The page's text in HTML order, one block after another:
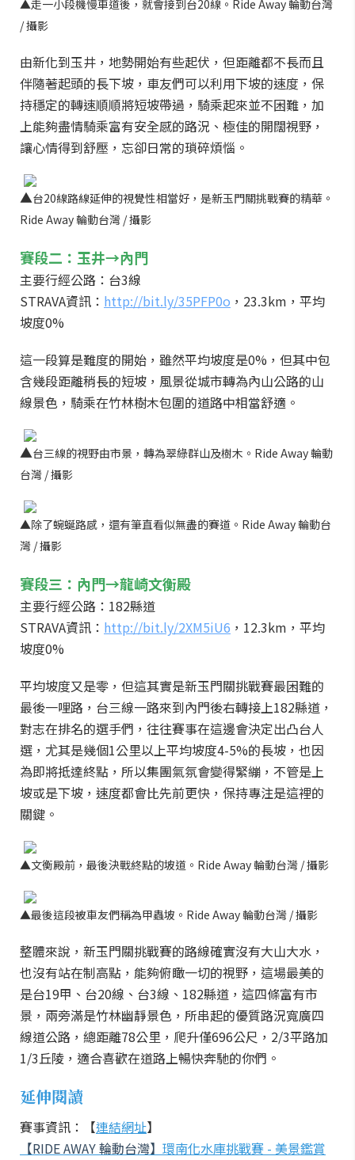
▲走一小段機慢車道後，就會接到台20線。Ride Away 輪動台灣
/ 攝影
由新化到玉井，地勢開始有些起伏，但距離都不長而且
伴隨著起頭的長下坡，車友們可以利用下坡的速度，保
持穩定的轉速順順將短坡帶過，騎乘起來並不困難，加
上能夠盡情騎乘富有安全感的路況、極佳的開闊視野，
讓心情得到舒壓，忘卻日常的瑣碎煩惱。
▲台20線路線延伸的視覺性相當好，是新玉門關挑戰賽的精華。
Ride Away 輪動台灣 / 攝影
賽段二：玉井→內門
主要行經公路：台3線
STRAVA資訊： http://bit.ly/35PFP0o ，23.3km，平均
坡度0%
這一段算是難度的開始，雖然平均坡度是0%，但其中包
含幾段距離稍長的短坡，風景從城市轉為內山公路的山
線景色，騎乘在竹林樹木包圍的道路中相當舒適。
▲台三線的視野由市景，轉為翠綠群山及樹木。Ride Away 輪動
台灣 / 攝影
▲除了蜿蜒路感，還有筆直看似無盡的賽道。Ride Away 輪動台
灣 / 攝影
賽段三：內門→龍崎文衡殿
主要行經公路：182縣道
STRAVA資訊： http://bit.ly/2XM5iU6 ，12.3km，平均
坡度0%
平均坡度又是零，但這其實是新玉門關挑戰賽最困難的
最後一哩路，台三線一路來到內門後右轉接上182縣道，
對志在排名的選手們，往往賽事在這邊會決定出凸台人
選，尤其是幾個1公里以上平均坡度4-5%的長坡，也因
為即將抵達終點，所以集團氣氛會變得緊繃，不管是上
坡或是下坡，速度都會比先前更快，保持專注是這裡的
關鍵。
▲文衡殿前，最後決戰終點的坡道。Ride Away 輪動台灣 / 攝影
▲最後這段被車友們稱為甲蟲坡。Ride Away 輪動台灣 / 攝影
整體來說，新玉門關挑戰賽的路線確實沒有大山大水，
也沒有站在制高點，能夠俯瞰一切的視野，這場最美的
是台19甲、台20線、台3線、182縣道，這四條富有市
景，兩旁滿是竹林幽靜景色，所串起的優質路況寬廣四
線道公路，總距離78公里，爬升僅696公尺，2/3平路加
1/3丘陵，適合喜歡在道路上暢快奔馳的你們。
延伸閱讀
賽事資訊：【連結網址】
【RIDE AWAY 輪動台灣】 環南化水庫挑戰賽 - 美景鑑賞